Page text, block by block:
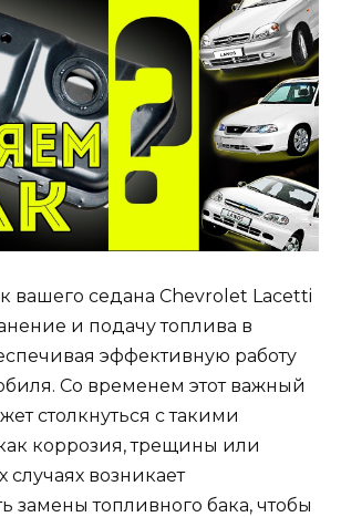
вашего седана Chevrolet Lacetti
и подачу топлива в
эффективную работу
Со временем этот важный
столкнуться с такими
коррозия, трещины или
случаях возникает
замены топливного бака, чтобы